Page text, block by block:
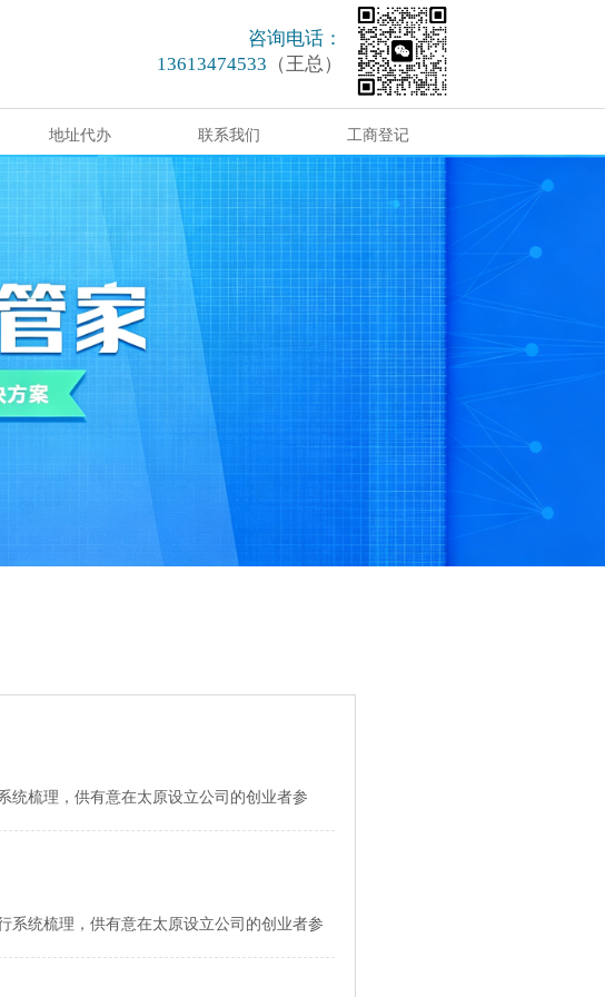
咨询电话：
13613474533 （王总）
地址代办 联系我们 工商登记
统梳理，供有意在太原设立公司的创业者参
系统梳理，供有意在太原设立公司的创业者参